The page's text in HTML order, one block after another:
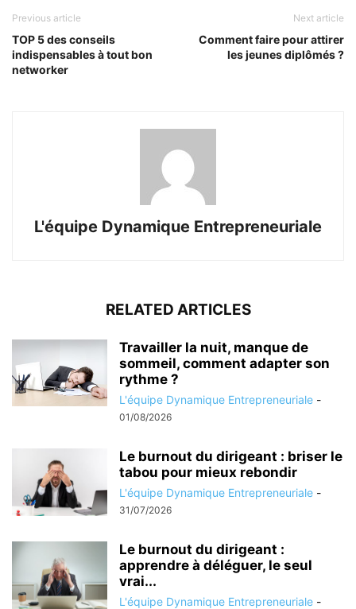
Previous article
TOP 5 des conseils
indispensables à tout bon
networker
Next article
Comment faire pour attirer
les jeunes diplômés ?
L'équipe Dynamique Entrepreneuriale
RELATED ARTICLES
Travailler la nuit, manque de
sommeil, comment adapter son
rythme ?
L'équipe Dynamique Entrepreneuriale -
01/08/2026
Le burnout du dirigeant : briser le
tabou pour mieux rebondir
L'équipe Dynamique Entrepreneuriale -
31/07/2026
Le burnout du dirigeant :
apprendre à déléguer, le seul
vrai...
L'équipe Dynamique Entrepreneuriale -